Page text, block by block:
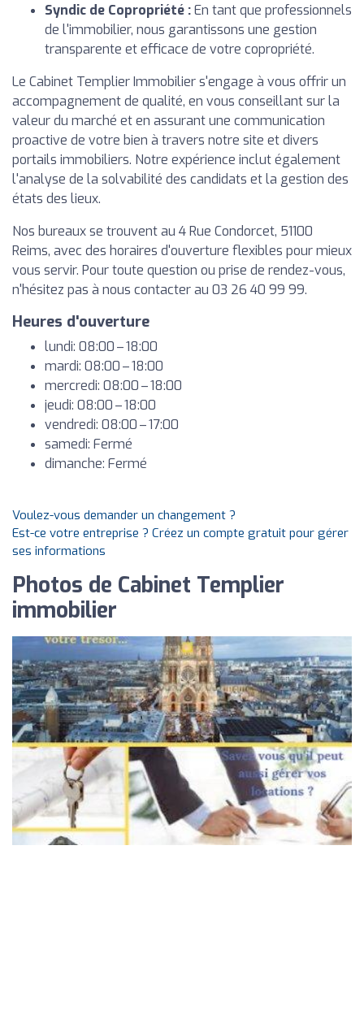
Syndic de Copropriété :En tant que professionnels
de l'immobilier, nous garantissons une gestion
transparente et efficace de votre copropriété.
Le Cabinet Templier Immobilier s'engage à vous offrir un
accompagnement de qualité, en vous conseillant sur la
valeur du marché et en assurant une communication
proactive de votre bien à travers notre site et divers
portails immobiliers. Notre expérience inclut également
l'analyse de la solvabilité des candidats et la gestion des
états des lieux.
Nos bureaux se trouvent au 4 Rue Condorcet, 51100
Reims, avec des horaires d'ouverture flexibles pour mieux
vous servir. Pour toute question ou prise de rendez-vous,
n'hésitez pas à nous contacter au 03 26 40 99 99.
Heures d'ouverture
lundi: 08:00 – 18:00
mardi: 08:00 – 18:00
mercredi: 08:00 – 18:00
jeudi: 08:00 – 18:00
vendredi: 08:00 – 17:00
samedi: Fermé
dimanche: Fermé
Voulez-vous demander un changement ?
Est-ce votre entreprise ? Créez un compte gratuit pour gérer
ses informations
Photos de Cabinet Templier
immobilier